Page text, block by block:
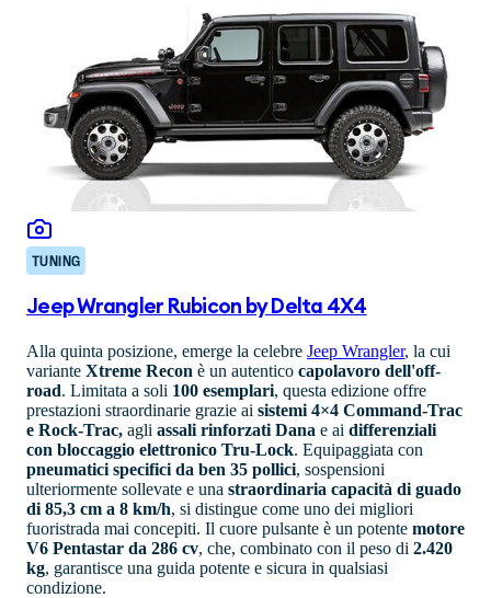
TUNING
Jeep Wrangler Rubicon by Delta 4X4
Alla quinta posizione, emerge la celebre Jeep Wrangler, la cui
variante Xtreme Recon è un autentico capolavoro dell'off-
road. Limitata a soli 100 esemplari, questa edizione offre
prestazioni straordinarie grazie ai sistemi 4×4 Command-Trac
e Rock-Trac, agli assali rinforzati Dana e ai differenziali
con bloccaggio elettronico Tru-Lock. Equipaggiata con
pneumatici specifici da ben 35 pollici, sospensioni
ulteriormente sollevate e una straordinaria capacità di guado
di 85,3 cm a 8 km/h, si distingue come uno dei migliori
fuoristrada mai concepiti. Il cuore pulsante è un potente motore
V6 Pentastar da 286 cv, che, combinato con il peso di 2.420
kg, garantisce una guida potente e sicura in qualsiasi
condizione.